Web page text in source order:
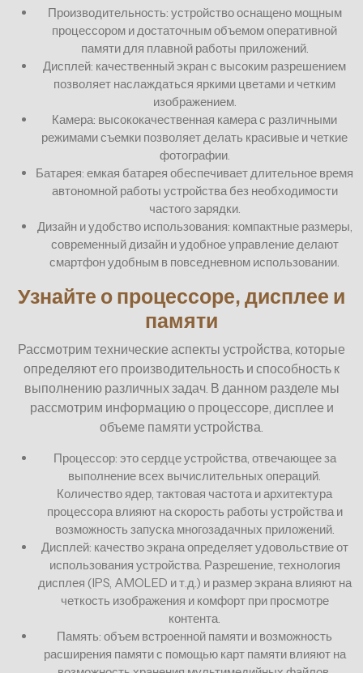
Производительность: устройство оснащено мощным
процессором и достаточным объемом оперативной
памяти для плавной работы приложений.
Дисплей: качественный экран с высоким разрешением
позволяет наслаждаться яркими цветами и четким
изображением.
Камера: высококачественная камера с различными
режимами съемки позволяет делать красивые и четкие
фотографии.
Батарея: емкая батарея обеспечивает длительное время
автономной работы устройства без необходимости
частого зарядки.
Дизайн и удобство использования: компактные размеры,
современный дизайн и удобное управление делают
смартфон удобным в повседневном использовании.
Узнайте о процессоре, дисплее и
памяти
Рассмотрим технические аспекты устройства, которые
определяют его производительность и способность к
выполнению различных задач. В данном разделе мы
рассмотрим информацию о процессоре, дисплее и
объеме памяти устройства.
Процессор: это сердце устройства, отвечающее за
выполнение всех вычислительных операций.
Количество ядер, тактовая частота и архитектура
процессора влияют на скорость работы устройства и
возможность запуска многозадачных приложений.
Дисплей: качество экрана определяет удовольствие от
использования устройства. Разрешение, технология
дисплея (IPS, AMOLED и т.д.) и размер экрана влияют на
четкость изображения и комфорт при просмотре
контента.
Память: объем встроенной памяти и возможность
расширения памяти с помощью карт памяти влияют на